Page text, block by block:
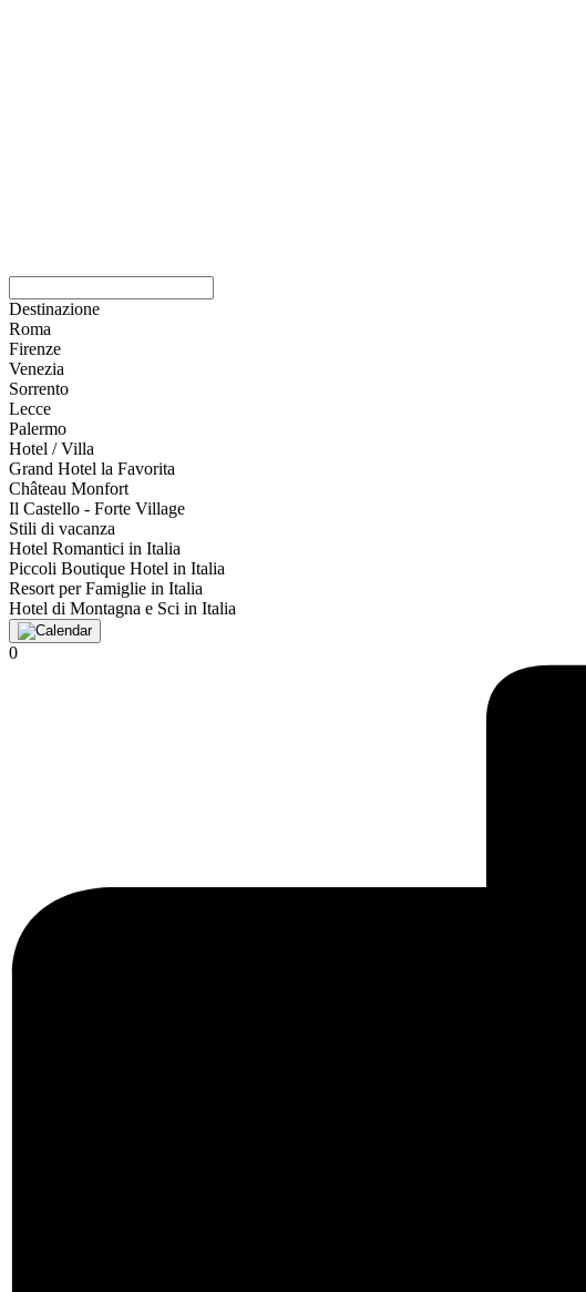
Destinazione
Roma
Firenze
Venezia
Sorrento
Lecce
Palermo
Hotel / Villa
Grand Hotel la Favorita
Château Monfort
Il Castello - Forte Village
Stili di vacanza
Hotel Romantici in Italia
Piccoli Boutique Hotel in Italia
Resort per Famiglie in Italia
Hotel di Montagna e Sci in Italia
0